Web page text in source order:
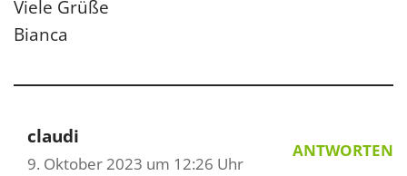
Viele Grüße
Bianca
claudi
9. Oktober 2023 um 12:26 Uhr
ANTWORTEN